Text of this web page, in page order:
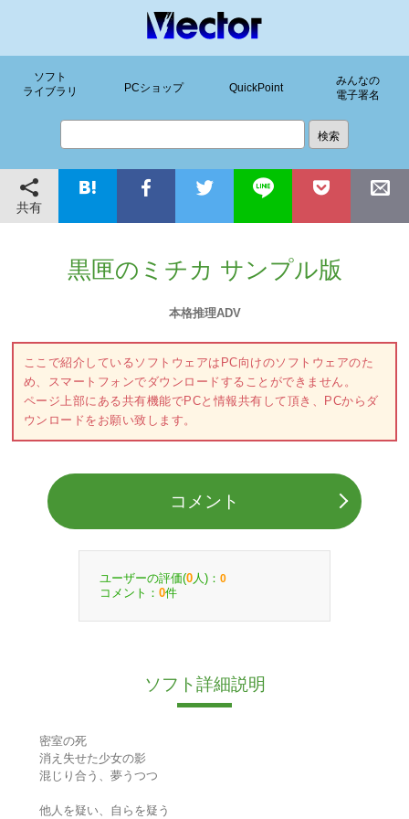
ソフト
ライブラリ
PCショップ QuickPoint
みんなの
電子署名
共有
黒匣のミチカ サンプル版
本格推理ADV
ここで紹介しているソフトウェアはPC向けのソフトウェアのた
め、スマートフォンでダウンロードすることができません。
ページ上部にある共有機能でPCと情報共有して頂き、PCからダ
ウンロードをお願い致します。
コメント
ユーザーの評価(0 人)： 0
コメント： 0件
ソフト詳細説明
密室の死
消え失せた少女の影
混じり合う、夢うつつ
他人を疑い、自らを疑う